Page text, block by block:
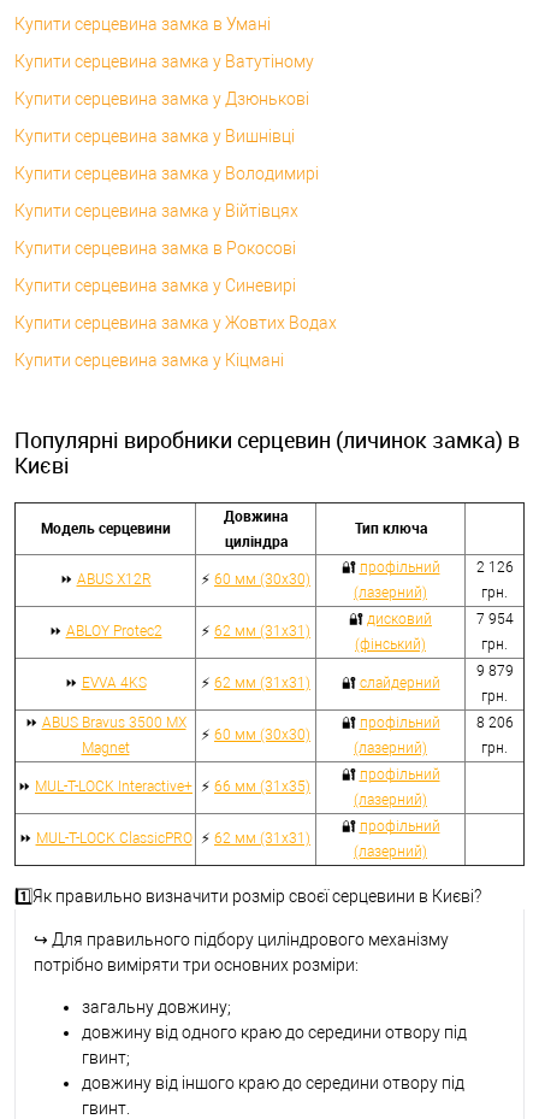
Купити серцевина замка в Умані
Купити серцевина замка у Ватутіному
Купити серцевина замка у Дзюнькові
Купити серцевина замка у Вишнівці
Купити серцевина замка у Володимирі
Купити серцевина замка у Війтівцях
Купити серцевина замка в Рокосові
Купити серцевина замка у Синевирі
Купити серцевина замка у Жовтих Водах
Купити серцевина замка у Кіцмані
Популярні виробники серцевин (личинок замка) в
Києві
Модель серцевини
Довжина
циліндра
Тип ключа
⏩ ABUS X12R ⚡ 60 мм (30x30)
🔐 профільний
(лазерний)
2 126
грн.
⏩ ABLOY Protec2 ⚡ 62 мм (31x31)
🔐 дисковий
(фінський)
7 954
грн.
⏩ EVVA 4KS ⚡ 62 мм (31x31) 🔐 слайдерний
9 879
грн.
⏩ ABUS Bravus 3500 MX
Magnet
⚡ 60 мм (30x30)
🔐 профільний
(лазерний)
8 206
грн.
⏩ MUL-T-LOCK Interactive+ ⚡ 66 мм (31x35)
🔐 профільний
(лазерний)
⏩ MUL-T-LOCK ClassicPRO ⚡ 62 мм (31x31)
🔐 профільний
(лазерний)
1️⃣Як правильно визначити розмір своєї серцевини в Києві?
↪ Для правильного підбору циліндрового механізму
потрібно виміряти три основних розміри:
загальну довжину;
довжину від одного краю до середини отвору під
гвинт;
довжину від іншого краю до середини отвору під
гвинт.